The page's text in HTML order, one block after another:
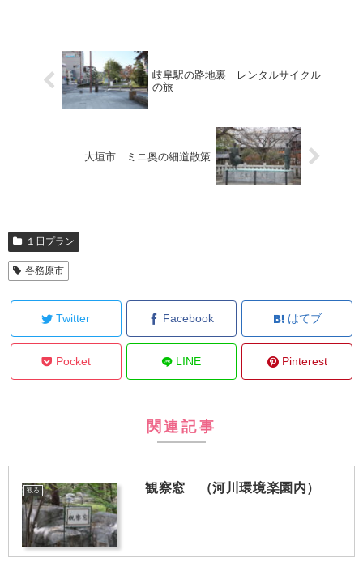
岐阜駅の路地裏 レンタルサイクル
の旅
大垣市 ミニ奥の細道散策
１日プラン
各務原市
Twitter Facebook はてブ
Pocket LINE Pinterest
関連記事
観る 観察窓 （河川環境楽園内）